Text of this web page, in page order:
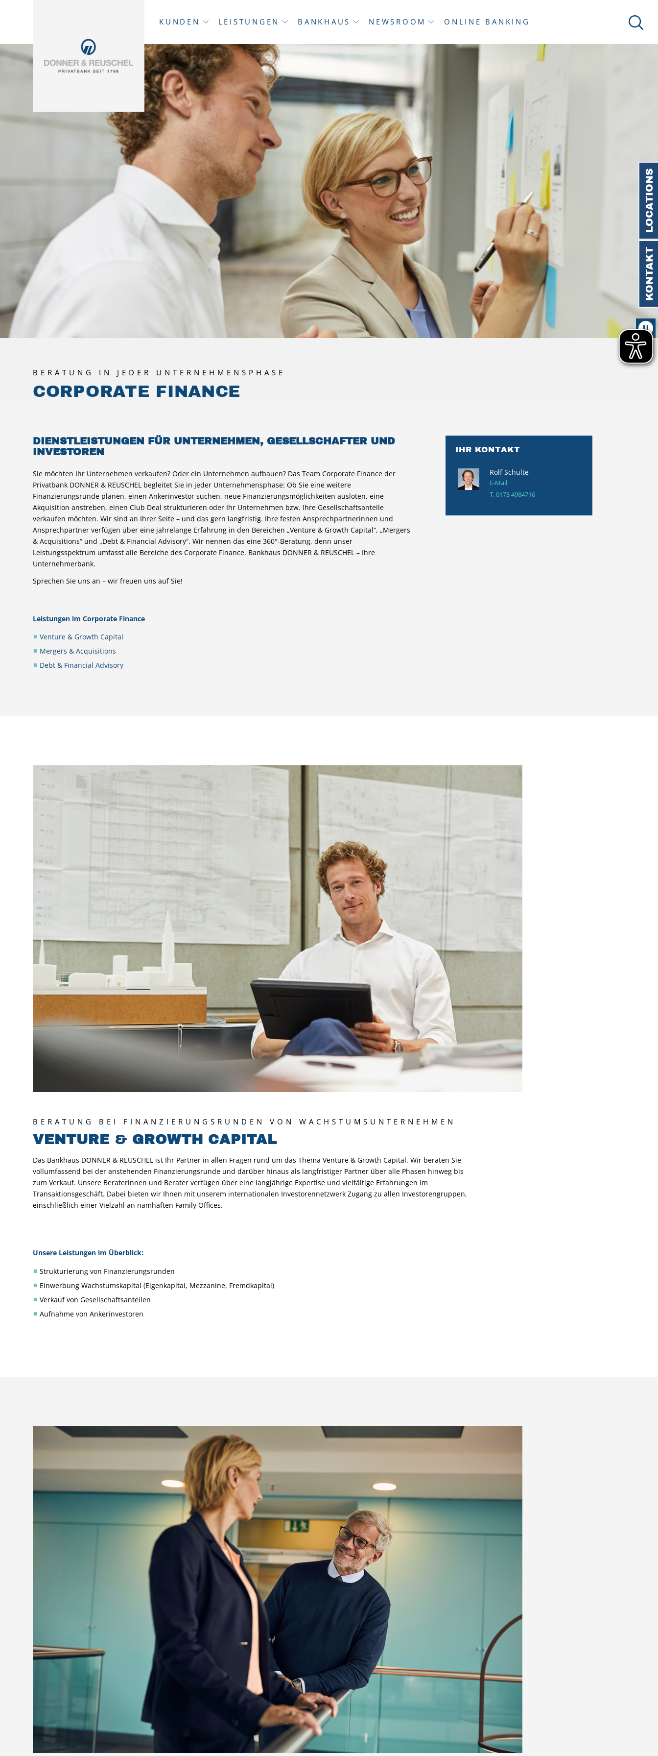
KUNDEN LEISTUNGEN BANKHAUS NEWSROOM ONLINE BANKING
LOCATIONS
KONTAKT
BERATUNG IN JEDER UNTERNEHMENSPHASE
CORPORATE FINANCE
DIENSTLEISTUNGEN FÜR UNTERNEHMEN, GESELLSCHAFTER UND
INVESTOREN
Sie möchten Ihr Unternehmen verkaufen? Oder ein Unternehmen aufbauen? Das Team Corporate Finance der
Privatbank DONNER & REUSCHEL begleitet Sie in jeder Unternehmensphase: Ob Sie eine weitere
Finanzierungsrunde planen, einen Ankerinvestor suchen, neue Finanzierungsmöglichkeiten ausloten, eine
Akquisition anstreben, einen Club Deal strukturieren oder Ihr Unternehmen bzw. Ihre Gesellschaftsanteile
verkaufen möchten. Wir sind an Ihrer Seite – und das gern langfristig. Ihre festen Ansprechpartnerinnen und
Ansprechpartner verfügen über eine jahrelange Erfahrung in den Bereichen „Venture & Growth Capital“, „Mergers
& Acquisitions“ und „Debt & Financial Advisory“. Wir nennen das eine 360°-Beratung, denn unser
Leistungsspektrum umfasst alle Bereiche des Corporate Finance. Bankhaus DONNER & REUSCHEL – Ihre
Unternehmerbank.
Sprechen Sie uns an – wir freuen uns auf Sie!
Leistungen im Corporate Finance
Venture & Growth Capital
Mergers & Acquisitions
Debt & Financial Advisory
IHR KONTAKT
Rolf Schulte
E-Mail
T.0173 4984716
BERATUNG BEI FINANZIERUNGSRUNDEN VON WACHSTUMSUNTERNEHMEN
VENTURE & GROWTH CAPITAL
Das Bankhaus DONNER & REUSCHEL ist Ihr Partner in allen Fragen rund um das Thema Venture & Growth Capital. Wir beraten Sie
vollumfassend bei der anstehenden Finanzierungsrunde und darüber hinaus als langfristiger Partner über alle Phasen hinweg bis
zum Verkauf. Unsere Beraterinnen und Berater verfügen über eine langjährige Expertise und vielfältige Erfahrungen im
Transaktionsgeschäft. Dabei bieten wir Ihnen mit unserem internationalen Investorennetzwerk Zugang zu allen Investorengruppen,
einschließlich einer Vielzahl an namhaften Family Offices.
Unsere Leistungen im Überblick:
Strukturierung von Finanzierungsrunden
Einwerbung Wachstumskapital (Eigenkapital, Mezzanine, Fremdkapital)
Verkauf von Gesellschaftsanteilen
Aufnahme von Ankerinvestoren